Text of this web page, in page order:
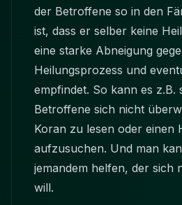
der Betroffene so in den
ist, dass er selber keine
eine starke Abneigung
Heilungsprozess und
empfindet. So kann es z.B.
Betroffene sich nicht
Koran zu lesen oder einen
aufzusuchen. Und man
jemandem helfen, der sich
will.